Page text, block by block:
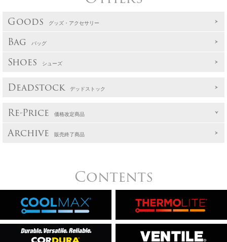
Goods グッズ・アクセサリー
Bag バッグ
Shoes シューズ
Deadstock デッドストック
Re-Price 価格改定商品
Archive 販売終了商品
Contents